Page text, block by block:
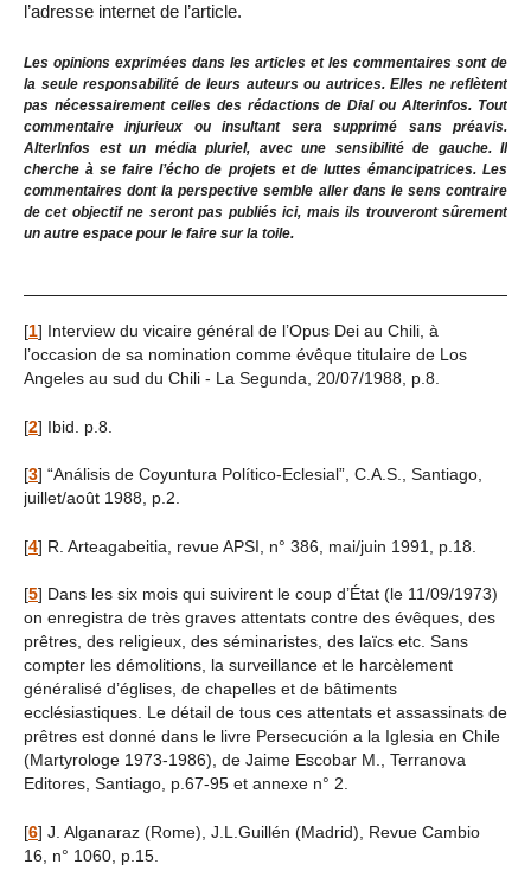
l’adresse internet de l’article.
Les opinions exprimées dans les articles et les commentaires sont de
la seule responsabilité de leurs auteurs ou autrices. Elles ne reflètent
pas nécessairement celles des rédactions de Dial ou Alterinfos. Tout
commentaire injurieux ou insultant sera supprimé sans préavis.
AlterInfos est un média pluriel, avec une sensibilité de gauche. Il
cherche à se faire l’écho de projets et de luttes émancipatrices. Les
commentaires dont la perspective semble aller dans le sens contraire
de cet objectif ne seront pas publiés ici, mais ils trouveront sûrement
un autre espace pour le faire sur la toile.
[1]
Interview du vicaire général de l’Opus Dei au Chili, à
l’occasion de sa nomination comme évêque titulaire de Los
Angeles au sud du Chili - La Segunda, 20/07/1988, p.8.
[2] Ibid. p.8.
[3] “Análisis de Coyuntura Político-Eclesial”, C.A.S., Santiago,
juillet/août 1988, p.2.
[4] R. Arteagabeitia, revue APSI, n° 386, mai/juin 1991, p.18.
[5] Dans les six mois qui suivirent le coup d’État (le 11/09/1973)
on enregistra de très graves attentats contre des évêques, des
prêtres, des religieux, des séminaristes, des laïcs etc. Sans
compter les démolitions, la surveillance et le harcèlement
généralisé d’églises, de chapelles et de bâtiments
ecclésiastiques. Le détail de tous ces attentats et assassinats de
prêtres est donné dans le livre Persecución a la Iglesia en Chile
(Martyrologe 1973-1986), de Jaime Escobar M., Terranova
Editores, Santiago, p.67-95 et annexe n° 2.
[6] J. Alganaraz (Rome), J.L.Guillén (Madrid), Revue Cambio
16, n° 1060, p.15.